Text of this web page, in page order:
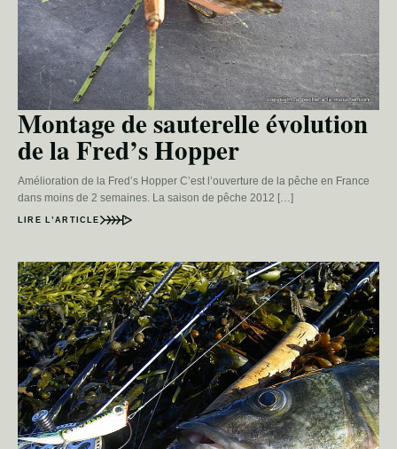
Montage de sauterelle évolution
de la Fred’s Hopper
Amélioration de la Fred’s Hopper C’est l’ouverture de la pêche en France
dans moins de 2 semaines. La saison de pêche 2012 […]
LIRE L’ARTICLE